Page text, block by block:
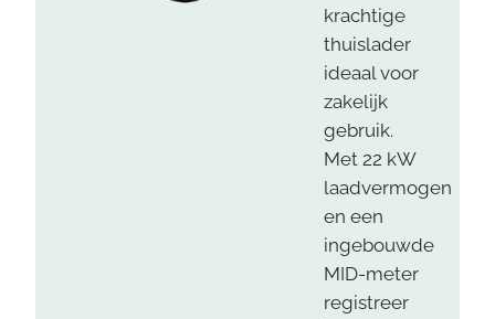
krachtige
thuislader
ideaal voor
zakelijk
gebruik.
Met 22 kW
laadvermogen
en een
ingebouwde
MID-meter
registreer